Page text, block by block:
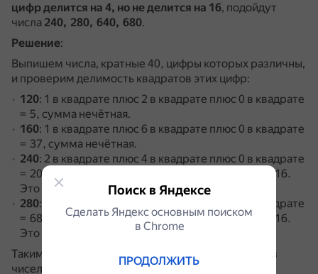
цифр делится на 4, но не делится на 16, подойдут
числа 240, 280, 640, 680.
Решение:
Выпишем числа, кратные 40, цифры которых различны,
и проверим делимость квадратов этих цифр:
120: 1 в квадрате плюс 2 в квадрате плюс 0 в квадрате
= 5, сумма нечётная.
160: 1 в квадрате плюс 6 в квадрате плюс 0 в квадрате
= 37, сумма нечётная.
240: 2 в квадрате плюс 4 в квадрате плюс 0 в квадрате
= 20, сумма цифр делится на 4, но не делится на 16.
Это искомое число.
280: 2 в квадрате плюс 8 в квадрате плюс 0 в квадрате
= 68, сумма цифр делится на 4, но не делится на 16.
Это искомое число.
Таким образом, условию удовлетворяет любое из
чисел 240, 280, 640, 680.
Поиск в Яндексе
Сделать Яндекс основным поиском
в Сhrome
ПРОДОЛЖИТЬ